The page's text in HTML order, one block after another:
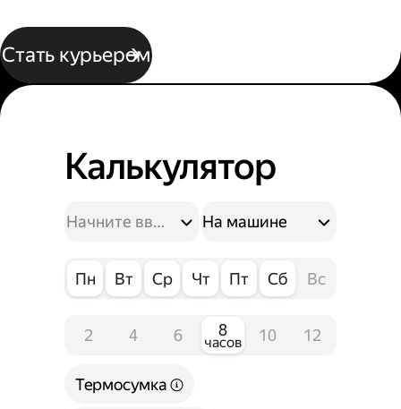
Стать курьером
Калькулятор
На машине
Пн Вт Ср Чт Пт Сб Вс
2 4 6 8
часов 10 12
Термосумка